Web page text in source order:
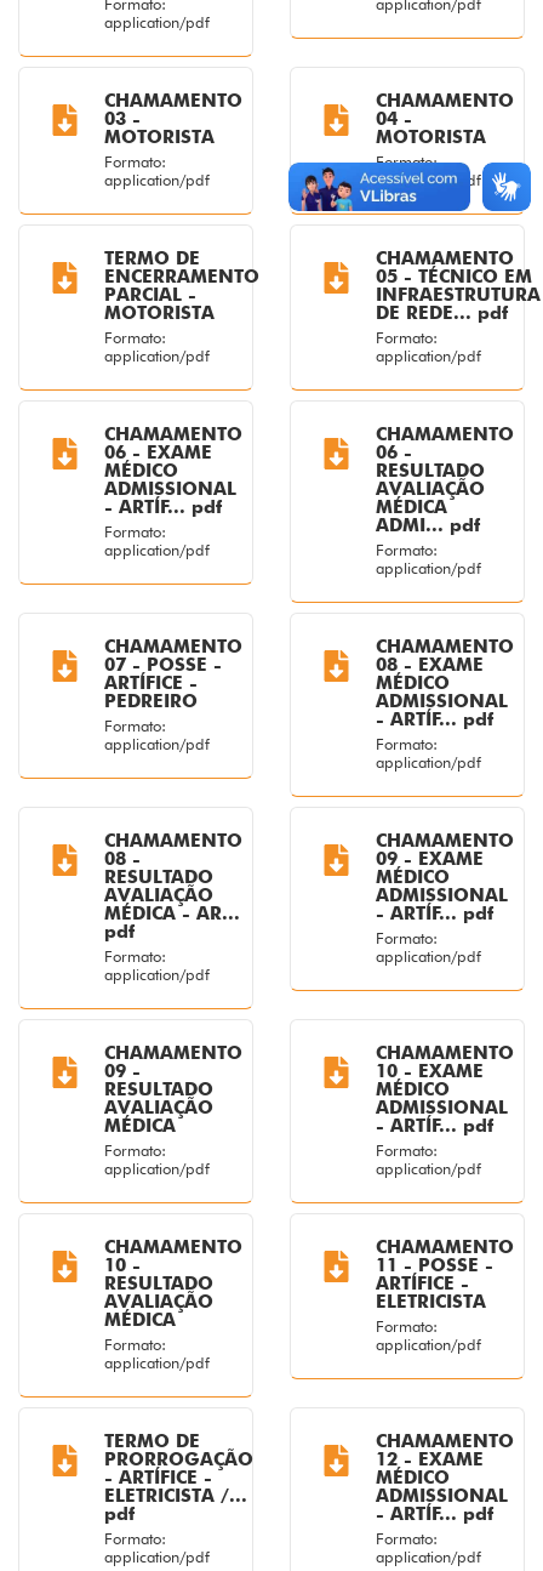
Formato:
application/pdf
application/pdf
CHAMAMENTO
03 -
MOTORISTA
Formato:
application/pdf
CHAMAMENTO
04 -
MOTORISTA
Formato:
application/pdf
TERMO DE
ENCERRAMENTO
PARCIAL -
MOTORISTA
Formato:
application/pdf
CHAMAMENTO
05 - TÉCNICO EM
INFRAESTRUTURA
DE REDE... pdf
Formato:
application/pdf
CHAMAMENTO
06 - EXAME
MÉDICO
ADMISSIONAL
- ARTÍF... pdf
Formato:
application/pdf
CHAMAMENTO
06 -
RESULTADO
AVALIAÇÃO
MÉDICA
ADMI... pdf
Formato:
application/pdf
CHAMAMENTO
07 - POSSE -
ARTÍFICE -
PEDREIRO
Formato:
application/pdf
CHAMAMENTO
08 - EXAME
MÉDICO
ADMISSIONAL
- ARTÍF... pdf
Formato:
application/pdf
CHAMAMENTO
08 -
RESULTADO
AVALIAÇÃO
MÉDICA - AR...
pdf
Formato:
application/pdf
CHAMAMENTO
09 - EXAME
MÉDICO
ADMISSIONAL
- ARTÍF... pdf
Formato:
application/pdf
CHAMAMENTO
09 -
RESULTADO
AVALIAÇÃO
MÉDICA
Formato:
application/pdf
CHAMAMENTO
10 - EXAME
MÉDICO
ADMISSIONAL
- ARTÍF... pdf
Formato:
application/pdf
CHAMAMENTO
10 -
RESULTADO
AVALIAÇÃO
MÉDICA
Formato:
application/pdf
CHAMAMENTO
11 - POSSE -
ARTÍFICE -
ELETRICISTA
Formato:
application/pdf
TERMO DE
PRORROGAÇÃO
- ARTÍFICE -
ELETRICISTA /...
pdf
Formato:
application/pdf
CHAMAMENTO
12 - EXAME
MÉDICO
ADMISSIONAL
- ARTÍF... pdf
Formato:
application/pdf